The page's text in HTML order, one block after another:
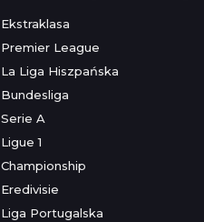
Ekstraklasa
Premier League
La Liga Hiszpańska
Bundesliga
Serie A
Ligue 1
Championship
Eredivisie
Liga Portugalska